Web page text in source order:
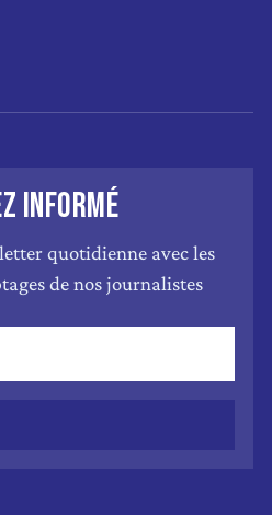
INFORMÉ
quotidienne avec les
de nos journalistes